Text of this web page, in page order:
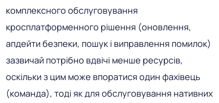
комплексного обслуговування
кросплатформенного рішення (оновлення,
апдейти безпеки, пошук і виправлення помилок)
зазвичай потрібно вдвічі менше ресурсів,
оскільки з цим може впоратися один фахівець
(команда), тоді як для обслуговування нативних